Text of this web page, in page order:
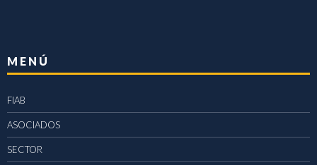
MENÚ
FIAB
ASOCIADOS
SECTOR